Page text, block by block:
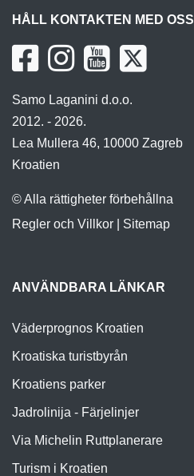
HÅLL KONTAKTEN MED OSS
Samo Laganini d.o.o.
2012. - 2026.
Lea Mullera 46, 10000 Zagreb
Kroatien
© Alla rättigheter förbehållna
Regler och Villkor
Sitemap
ANVÄNDBARA LÄNKAR
Väderprognos Kroatien
Kroatiska turistbyrån
Kroatiens parker
Jadrolinija - Färjelinjer
Via Michelin Ruttplanerare
Turism i Kroatien